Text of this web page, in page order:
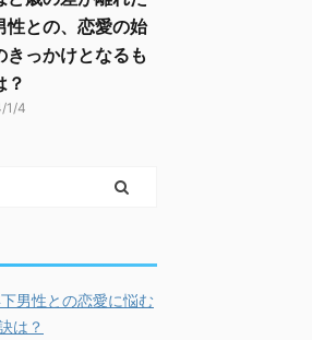
性との、恋愛の始
きっかけとなるも
？
1/4
男性との恋愛に悩む
は？